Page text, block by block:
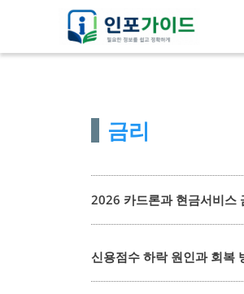
금리
2026 카드론과 현금서비스
신용점수 하락 원인과 회복